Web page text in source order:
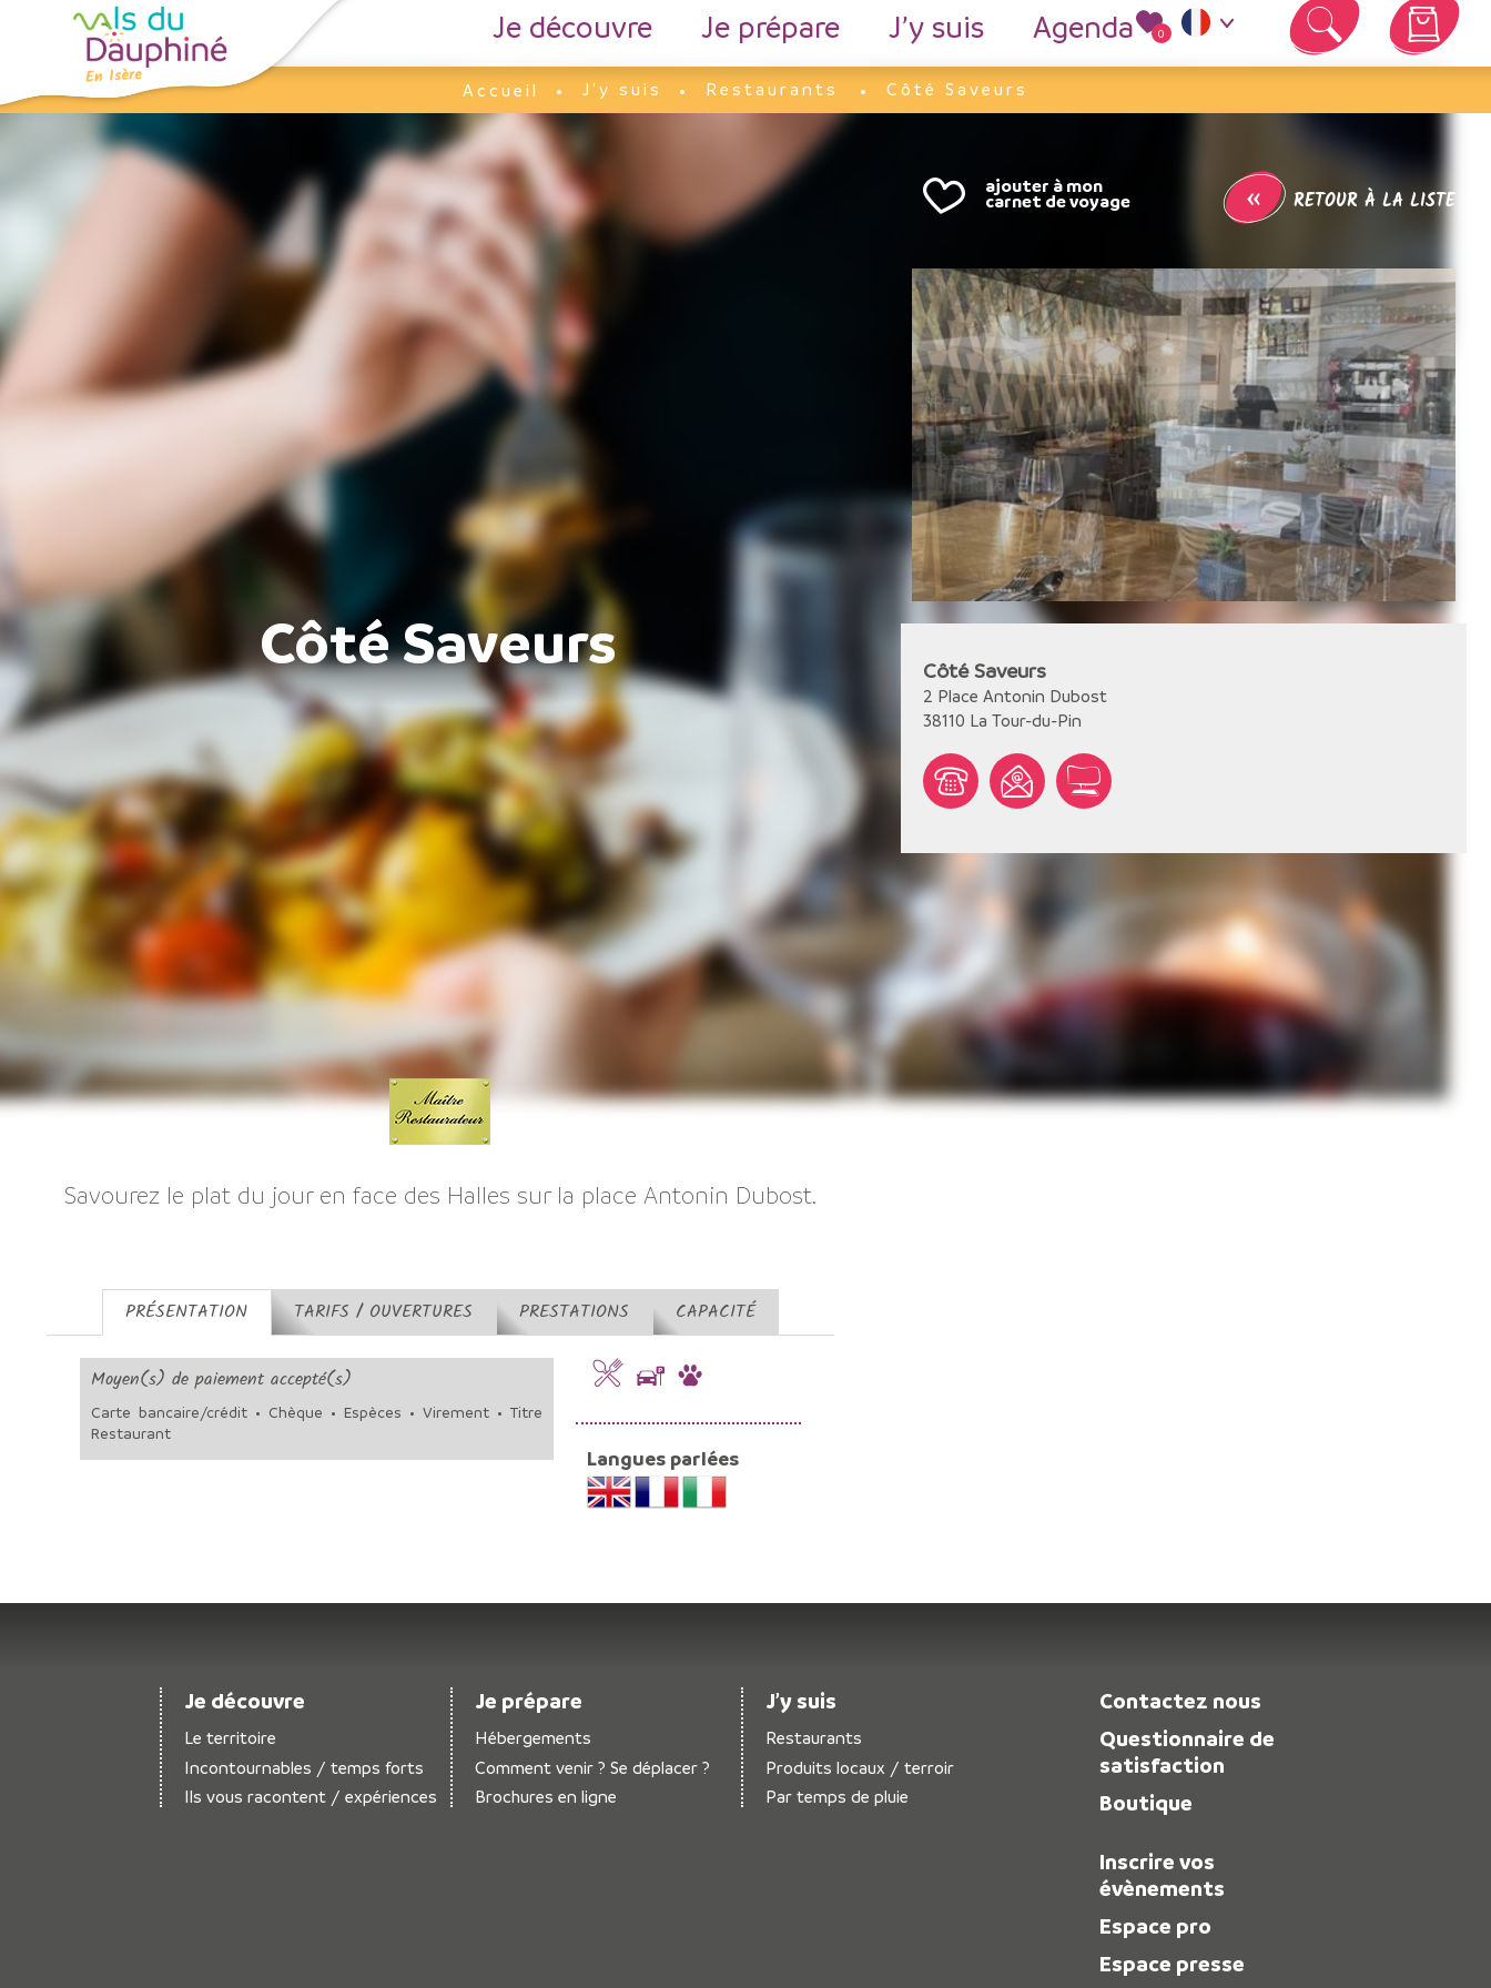
Je découvre Je prépare J’y suis Agenda 0
Votre panier est vide
Accueil
J'y suis Restaurants Côté Saveurs
Côté Saveurs
Savourez le plat du jour en face des Halles sur la place Antonin Dubost.
PRÉSENTATION TARIFS / OUVERTURES PRESTATIONS CAPACITÉ
Moyen(s) de paiement accepté(s)
Carte bancaire/crédit • Chèque • Espèces • Virement • Titre
Restaurant
Langues parlées
« RETOUR À LA LISTE
Côté Saveurs
2 Place Antonin Dubost
38110 La Tour-du-Pin
Je découvre
Le territoire
Incontournables / temps forts
Ils vous racontent / expériences
Je prépare
Hébergements
Comment venir ? Se déplacer ?
Brochures en ligne
J’y suis
Restaurants
Produits locaux / terroir
Par temps de pluie
Contactez nous
Questionnaire de
satisfaction
Boutique
Inscrire vos
évènements
Espace pro
Espace presse
Panneau de gestion des cookies